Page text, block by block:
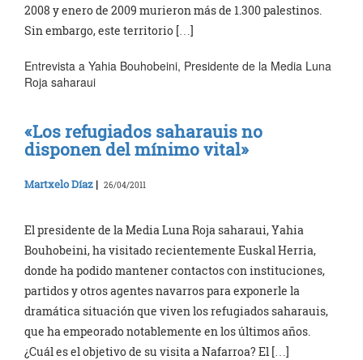
2008 y enero de 2009 murieron más de 1.300 palestinos.
Sin embargo, este territorio […]
Entrevista a Yahia Bouhobeini, Presidente de la Media Luna
Roja saharaui
«Los refugiados saharauis no
disponen del mínimo vital»
Martxelo Díaz | 26/04/2011
El presidente de la Media Luna Roja saharaui, Yahia
Bouhobeini, ha visitado recientemente Euskal Herria,
donde ha podido mantener contactos con instituciones,
partidos y otros agentes navarros para exponerle la
dramática situación que viven los refugiados saharauis,
que ha empeorado notablemente en los últimos años.
¿Cuál es el objetivo de su visita a Nafarroa? El […]